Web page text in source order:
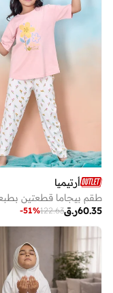
أرتيميا
ر.ق60.35
122.63
-51%